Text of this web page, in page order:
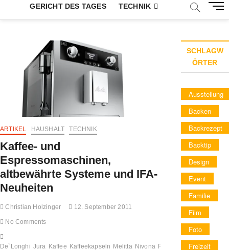
GERICHT DES TAGES TECHNIK
M
u
B
u
t
o
n
ARTIKEL HAUSHALT TECHNIK
Kaffee- und
Espressomaschinen,
altbewährte Systeme und IFA-
Neuheiten
Christian Holzinger 12. September 2011
No Comments
De`Longhi Jura Kaffee Kaffeekapseln Melitta Nivona Report WIK WMF
SCHLAGW
ÖRTER
Ausstellung
Backen
Backrezept
Backtip
Design
Event
Familie
Film
Foto
Freizeit